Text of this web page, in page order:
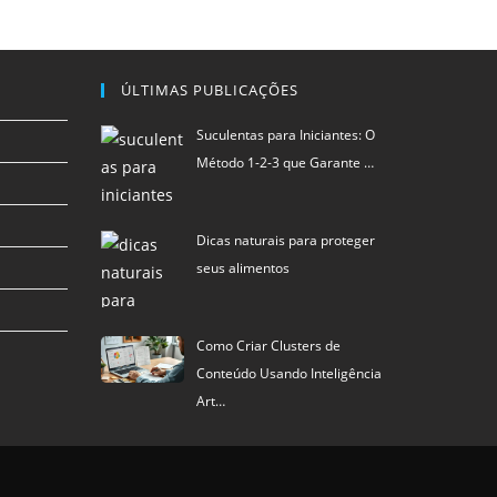
ÚLTIMAS PUBLICAÇÕES
Suculentas para Iniciantes: O
Método 1-2-3 que Garante …
Dicas naturais para proteger
seus alimentos
Como Criar Clusters de
Conteúdo Usando Inteligência
Art…